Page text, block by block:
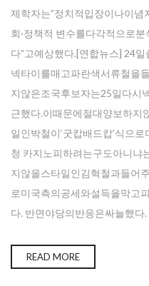
제학자는”정치적입장이나이념
회·정책적 변수를다각적으로
다”고예상했다.[연합뉴스] 24
넥타이를매고파란색서류철을
지않은조국후보자는25일다시
근했다.이때문에절대양보하지
일인박철이‘굿캅배드캅’식으
청 카지노피하려는구도아니냐
지않을스타일인김혁철과들어
로미국측의공세와설득을막고
다. 반면야당의반응은싸늘했다.
READ MORE